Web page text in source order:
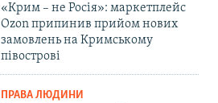
«Крим – не Росія»: маркетплейс
Ozon припинив прийом нових
замовлень на Кримському
півострові
ПРАВА ЛЮДИНИ